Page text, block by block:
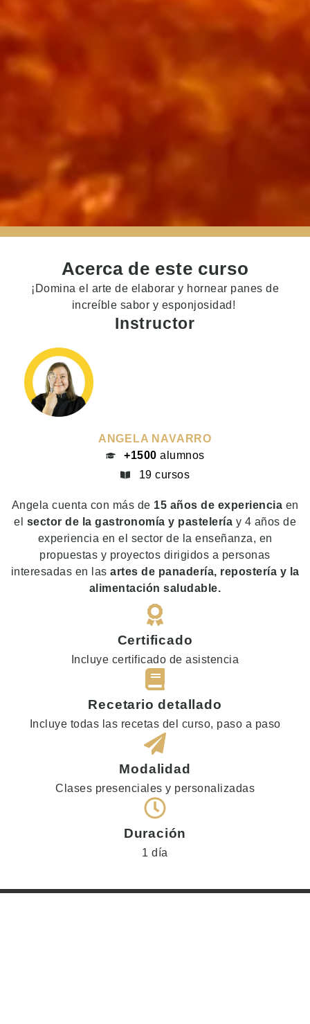
Acerca de este curso
¡Domina el arte de elaborar y hornear panes de
increíble sabor y esponjosidad!
Instructor
ANGELA NAVARRO
+1500 alumnos
19 cursos
Angela cuenta con más de 15 años de experiencia en
el sector de la gastronomía y pastelería y 4 años de
experiencia en el sector de la enseñanza, en
propuestas y proyectos dirigidos a personas
interesadas en las artes de panadería, repostería y la
alimentación saludable.
Certificado
Incluye certificado de asistencia
Recetario detallado
Incluye todas las recetas del curso, paso a paso
Modalidad
Clases presenciales y personalizadas
Duración
1 día